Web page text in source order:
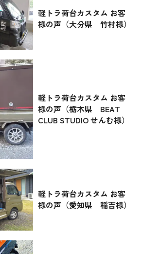
軽トラ荷台カスタム お客
様の声（大分県 竹村様）
軽トラ荷台カスタム お客
様の声（栃木県 BEAT
CLUB STUDIO せんむ様）
軽トラ荷台カスタム お客
様の声（愛知県 稲吉様）